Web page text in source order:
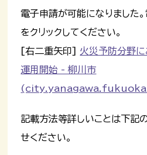
電子申請が可能になりました
をクリックしてください。
[右二重矢印] 火災予防分野
運用開始 - 柳川市
記載方法等詳しいことは下記
せください。